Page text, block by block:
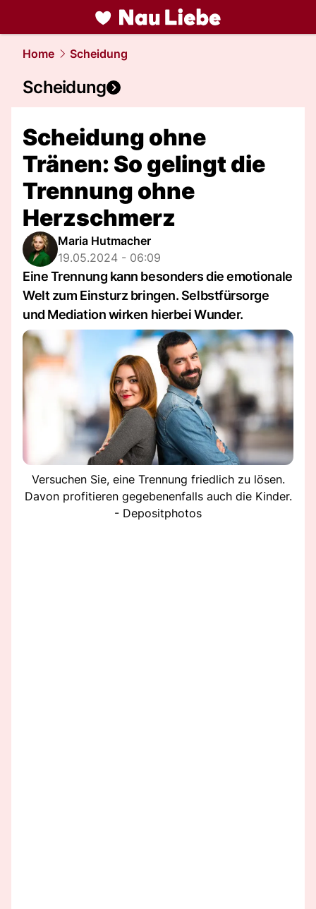
liebe.NAU.ch
Home Scheidung
Scheidung
Scheidung ohne
Tränen: So gelingt die
Trennung ohne
Herzschmerz
Maria Hutmacher
19.05.2024 - 06:09
Eine Trennung kann besonders die emotionale
Welt zum Einsturz bringen. Selbstfürsorge
und Mediation wirken hierbei Wunder.
Versuchen Sie, eine Trennung friedlich zu lösen.
Davon profitieren gegebenenfalls auch die Kinder.
- Depositphotos